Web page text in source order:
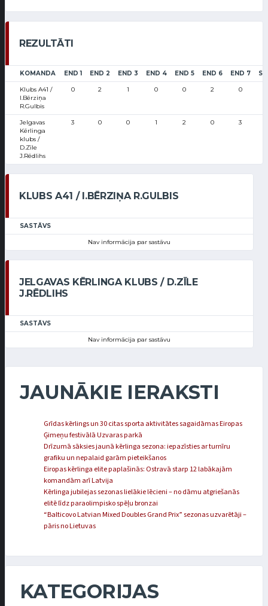
REZULTĀTI
KOMANDA END 1 END 2 END 3 END 4 END 5 END 6 END 7
Klubs A41 /
I.Bērziņa
R.Gulbis
0 2 1 0 0 2 0
Jelgavas
Kērlinga
klubs /
D.Zīle
J.Rēdlihs
3 0 0 1 2 0 3
KLUBS A41 / I.BĒRZIŅA R.GULBIS
SASTĀVS
Nav informācija par sastāvu
JELGAVAS KĒRLINGA KLUBS / D.ZĪLE
J.RĒDLIHS
SASTĀVS
Nav informācija par sastāvu
JAUNĀKIE IERAKSTI
Grīdas kērlings un 30 citas sporta aktivitātes sagaidāmas Eiropas
Ģimeņu festivālā Uzvaras parkā
Drīzumā sāksies jaunā kērlinga sezona: iepazīsties ar turnīru
grafiku un nepalaid garām pieteikšanos
Eiropas kērlinga elite paplašinās: Ostravā starp 12 labākajām
komandām arī Latvija
Kērlinga jubilejas sezonas lielākie lēcieni – no dāmu atgriešanās
elitē līdz paraolimpisko spēļu bronzai
“Balticovo Latvian Mixed Doubles Grand Prix” sezonas uzvarētāji –
pāris no Lietuvas
KATEGORIJAS